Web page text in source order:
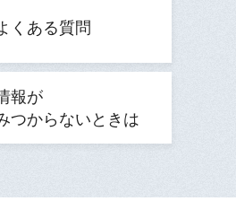
くある質問
報が
つからないときは